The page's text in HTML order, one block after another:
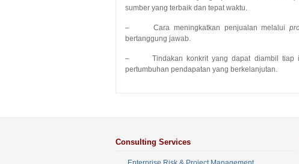
sumber yang terbaik dan tepat waktu.
– Cara meningkatkan penjualan melalui
bertanggung jawab.
– Tindakan konkrit yang dapat diambil tiap
pertumbuhan pendapatan yang berkelanjutan.
Consulting Services